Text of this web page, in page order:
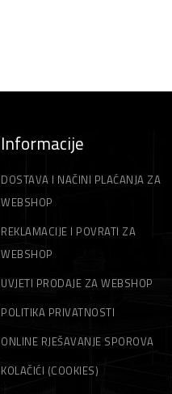
Informacije
DOSTAVA I NAČINI PLAĆANJA ZA
WEBSHOP
REKLAMACIJE I POVRATI ZA
WEBSHOP
UVJETI PRODAJE ZA WEBSHOP
POLITIKA PRIVATNOSTI
ONLINE RJEŠAVANJE SPOROVA
KOLAČIĆI (COOKIES)